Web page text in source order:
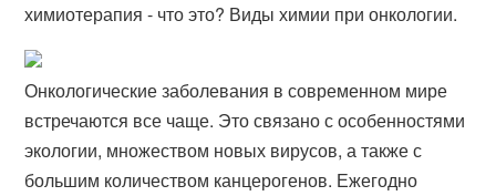
химиотерапия - что это? Виды химии при онкологии.
Онкологические заболевания в современном мире
встречаются все чаще. Это связано с особенностями
экологии, множеством новых вирусов, а также с
большим количеством канцерогенов. Ежегодно